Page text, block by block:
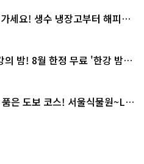
세요! 생수 냉장고부터 해피소
의 밤! 8월 한정 무료 '한강 밤
품은 도보 코스! 서울식물원~LG
리